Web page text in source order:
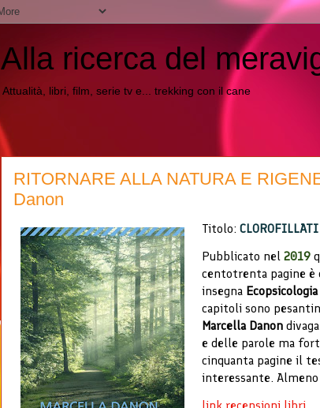
Alla ricerca del
Attualità, libri, film, serie tv e... trekking con il cane
RITORNARE ALLA NATURA E
Danon
Titolo: CLOROFILLATI
Pubblicato nel 2019
centotrenta pagine è
insegna Ecopsicologia
capitoli sono
Marcella Danon
e delle parole ma
cinquanta pagine il
interessante.